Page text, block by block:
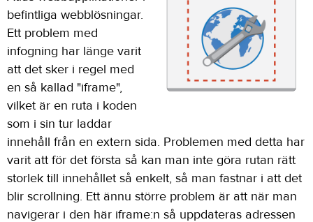
befintliga webblösningar.
Ett problem med
infogning har länge varit
att det sker i regel med
en så kallad "iframe",
vilket är en ruta i koden
som i sin tur laddar
innehåll från en extern sida. Problemen med detta har
varit att för det första så kan man inte göra rutan rätt
storlek till innehållet så enkelt, så man fastnar i att det
blir scrollning. Ett ännu större problem är att när man
navigerar i den här iframe:n så uppdateras adressen